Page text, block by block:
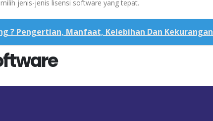
jenis-jenis lisensi software yang tepat.
? Pengertian, Manfaat, Kelebihan Dan Kekurangan